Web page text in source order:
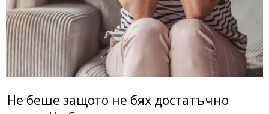
Не беше защото не бях достатъчно